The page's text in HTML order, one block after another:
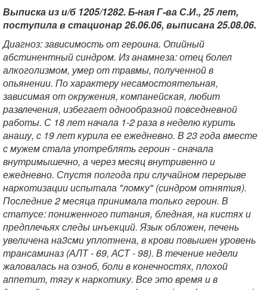
Выписка из и/б 1205/1282. Б-ная Г-ва С.И., 25 лет,
поступила в стационар 26.06.06, выписана 25.08.06.
Диагноз: зависимость от героина. Опийный
абстинентный синдром. Из анамнеза: отец болел
алкоголизмом, умер от травмы, полученной в
опьянении. По характеру несамостоятельная,
зависимая от окружения, компанейская, любит
развлечения, избегает однообразной повседневной
работы. С 18 лет начала 1-2 раза в неделю курить
анашу, с 19 лет курила ее ежедневно. В 23 года вместе
с мужем стала употреблять героин - сначала
внутримышечно, а через месяц внутривенно и
ежедневно. Спустя полгода при случайном перерыве
наркотизации испытала "ломку" (синдром отнятия).
Последние 2 месяца принимала только героин. В
статусе: пониженного питания, бледная, на кистях и
предплечьях следы инъекций. Язык обложен, печень
увеличена на3сми уплотнена, в крови повышен уровень
трансаминаз (АЛТ - 69, АСТ - 98). В течение недели
жаловалась на озноб, боли в конечностях, плохой
аппетит, тягу к наркотику. Все это время и в